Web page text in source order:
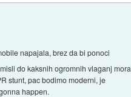
napajala, brez da bi ponoci
do kaksnih ogromnih vlaganj mora
stunt, pac bodimo moderni, je
happen.